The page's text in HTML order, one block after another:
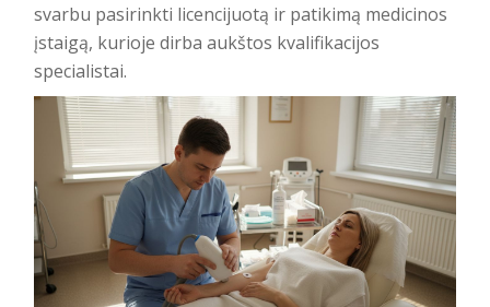
svarbu pasirinkti licencijuotą ir patikimą medicinos
įstaigą, kurioje dirba aukštos kvalifikacijos
specialistai.